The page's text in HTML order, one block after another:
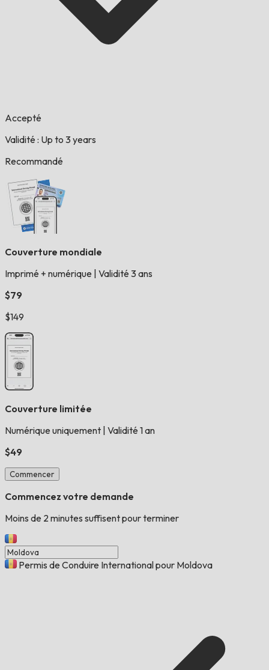
Accepté
Validité : Up to 3 years
Recommandé
Couverture mondiale
Imprimé + numérique Validité 3 ans
$79
$149
Couverture limitée
Numérique uniquement Validité 1 an
$49
Commencer
Commencez votre demande
Moins de 2 minutes suffisent pour terminer
Permis de Conduire International pour Moldova